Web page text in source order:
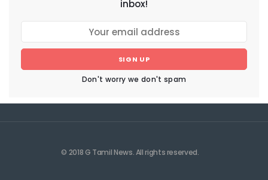
inbox!
SIGN UP
Don't worry we don't spam
© 2018 G Tamil News. All rights reserved.